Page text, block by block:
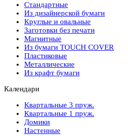
Стандартные
Из дизайнерской бумаги
Круглые и овальные
Заготовки без печати
Магнитные
Из бумаги TOUCH COVER
Пластиковые
Металлические
Из крафт бумаги
Календари
Квартальные 3 пруж.
Квартальные 1 пруж.
Домики
Настенные